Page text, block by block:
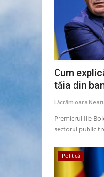
Cum
tăia din
Lăcrămioara Neațu
Premierul Ilie
sectorul public
Politică